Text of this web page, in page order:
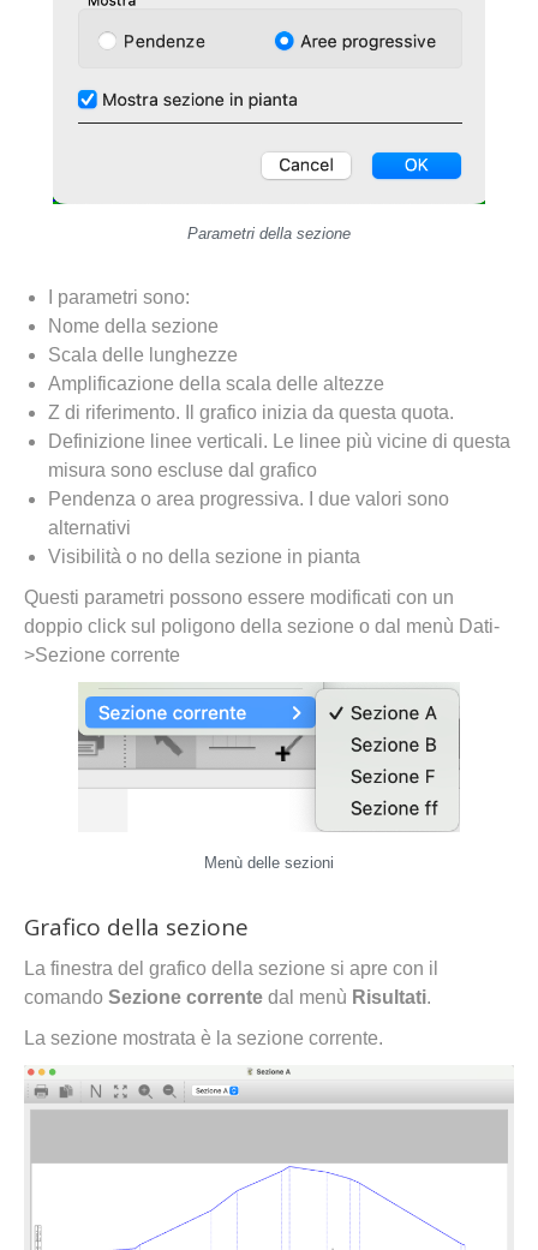
Parametri della sezione
I parametri sono:
Nome della sezione
Scala delle lunghezze
Amplificazione della scala delle altezze
Z di riferimento. Il grafico inizia da questa quota.
Definizione linee verticali. Le linee più vicine di questa
misura sono escluse dal grafico
Pendenza o area progressiva. I due valori sono
alternativi
Visibilità o no della sezione in pianta
Questi parametri possono essere modificati con un
doppio click sul poligono della sezione o dal menù Dati-
>Sezione corrente
Menù delle sezioni
Grafico della sezione
La finestra del grafico della sezione si apre con il
comando Sezione corrente dal menù Risultati.
La sezione mostrata è la sezione corrente.